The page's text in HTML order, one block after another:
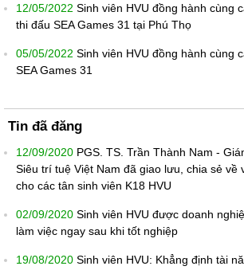
12/05/2022 Sinh viên HVU đồng hành cùng
thi đấu SEA Games 31 tại Phú Thọ
05/05/2022 Sinh viên HVU đồng hành cùng
SEA Games 31
Tin đã đăng
12/09/2020 PGS. TS. Trần Thành Nam -
Siêu trí tuệ Việt Nam đã giao lưu, chia sẻ về
cho các tân sinh viên K18 HVU
02/09/2020 Sinh viên HVU được doanh
làm việc ngay sau khi tốt nghiệp
19/08/2020 Sinh viên HVU: Khẳng định tài